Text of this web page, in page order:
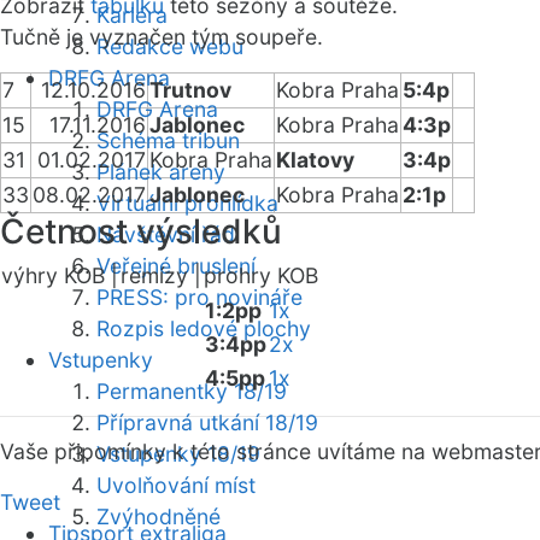
Kariéra
Redakce webu
DRFG Arena
DRFG Arena
Schéma tribun
Plánek areny
Virtuální prohlídka
Návštěvní řád
Veřejné bruslení
PRESS: pro novináře
Rozpis ledové plochy
Vstupenky
Permanentky 18/19
Přípravná utkání 18/19
Vstupenky 18/19
Uvolňování míst
Zvýhodněné
Zobrazit tabulku této sezóny a soutěže.
Tučně je vyznačen tým soupeře.
7 12.10.2016Trutnov Kobra Praha 5:4p
15
17.11.2016Jablonec Kobra Praha4:3p
31
01.02.2017 Kobra Praha Klatovy
3:4p
33 08.02.2017Jablonec Kobra Praha 2:1p
Četnost výsledků
výhry KOB |remízy |prohry KOB
1:2pp 1x
3:4pp2x
4:5pp1x
Vaše připomínky k této stránce uvítáme na webmaster
Tweet
Tipsport extraliga